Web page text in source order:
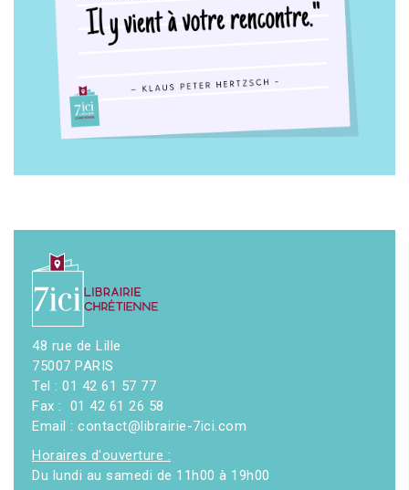
48 rue de Lille
75007 PARIS
Tel : 01 42 61 57 77
Fax : 01 42 61 26 58
Email : contact@librairie-7ici.com
Horaires d'ouverture :
Du lundi au samedi de 11h00 à 19h00